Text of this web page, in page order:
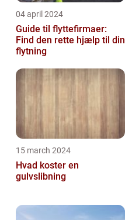
04 april 2024
Guide til flyttefirmaer:
Find den rette hjælp til din
flytning
15 march 2024
Hvad koster en
gulvslibning